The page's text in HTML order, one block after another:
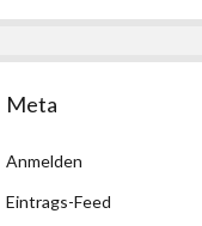
Meta
Anmelden
Eintrags-Feed